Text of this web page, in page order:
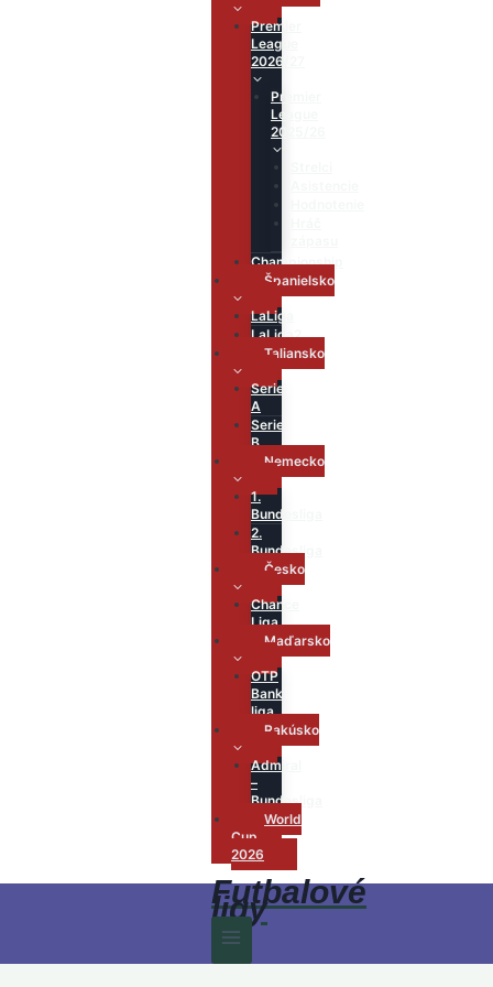
Premier
League
2026/27
Premier
League
2025/26
Championship
Španielsko
LaLiga
LaLiga2
Taliansko
Serie
A
Serie
B
Nemecko
1.
Bundesliga
2.
Bundesliga
Česko
Chance
Liga
Maďarsko
OTP
Bank
liga
Rakúsko
Admiral
–
Bundesliga
World
Cup
2026
Futbalové
ligy